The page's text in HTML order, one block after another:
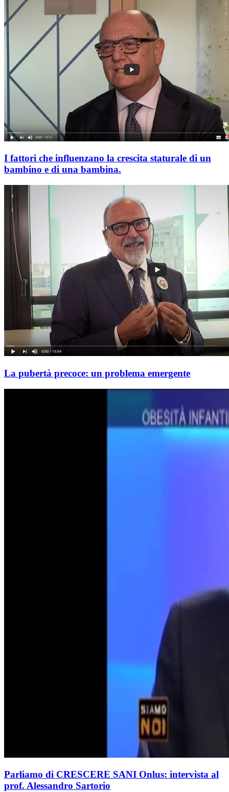
I fattori che influenzano la crescita staturale di un
bambino e di una bambina.
La pubertà precoce: un problema emergente
Parliamo di CRESCERE SANI Onlus: intervista al
prof. Alessandro Sartorio